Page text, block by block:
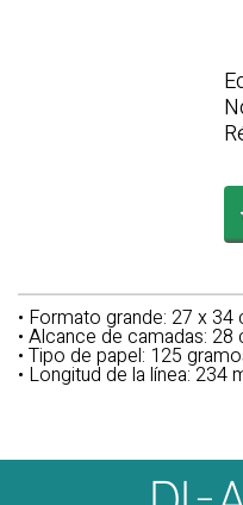
• Formato grande: 27 x 34
• Alcance de camadas: 28
• Tipo de papel: 125
• Longitud de la línea: 234